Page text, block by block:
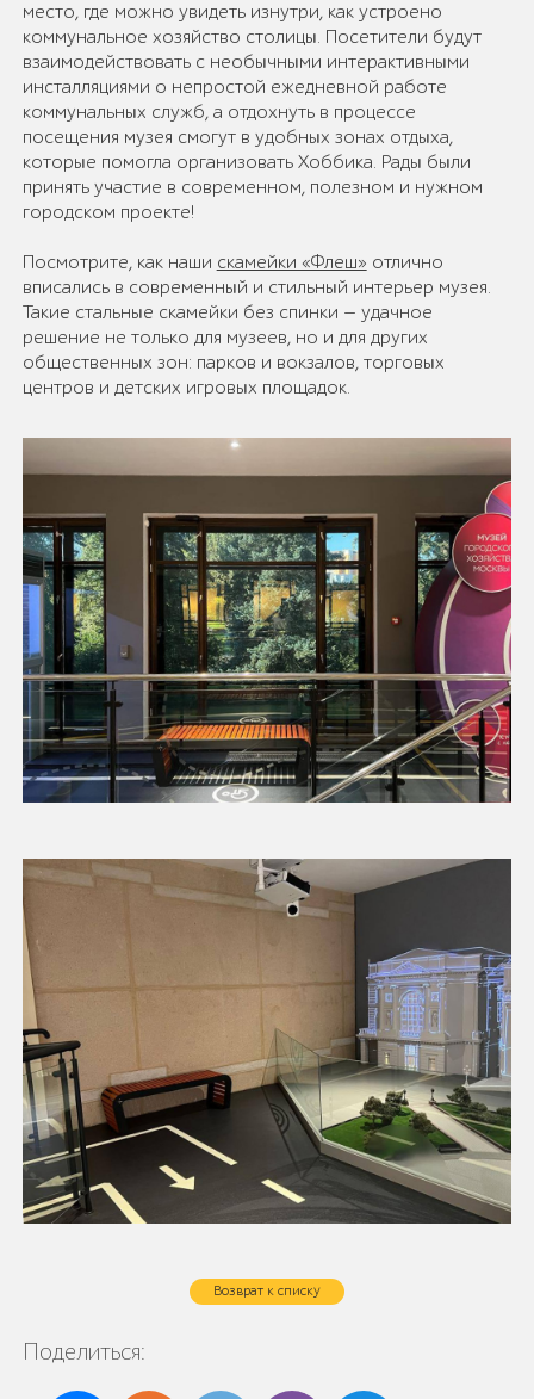
место, где можно увидеть изнутри, как устроено
коммунальное хозяйство столицы. Посетители будут
взаимодействовать с необычными интерактивными
инсталляциями о непростой ежедневной работе
коммунальных служб, а отдохнуть в процессе
посещения музея смогут в удобных зонах отдыха,
которые помогла организовать Хоббика. Рады были
принять участие в современном, полезном и нужном
городском проекте!
Посмотрите, как наши скамейки «Флеш» отлично
вписались в современный и стильный интерьер музея.
Такие стальные скамейки без спинки — удачное
решение не только для музеев, но и для других
общественных зон: парков и вокзалов, торговых
центров и детских игровых площадок.
Возврат к списку
Поделиться: